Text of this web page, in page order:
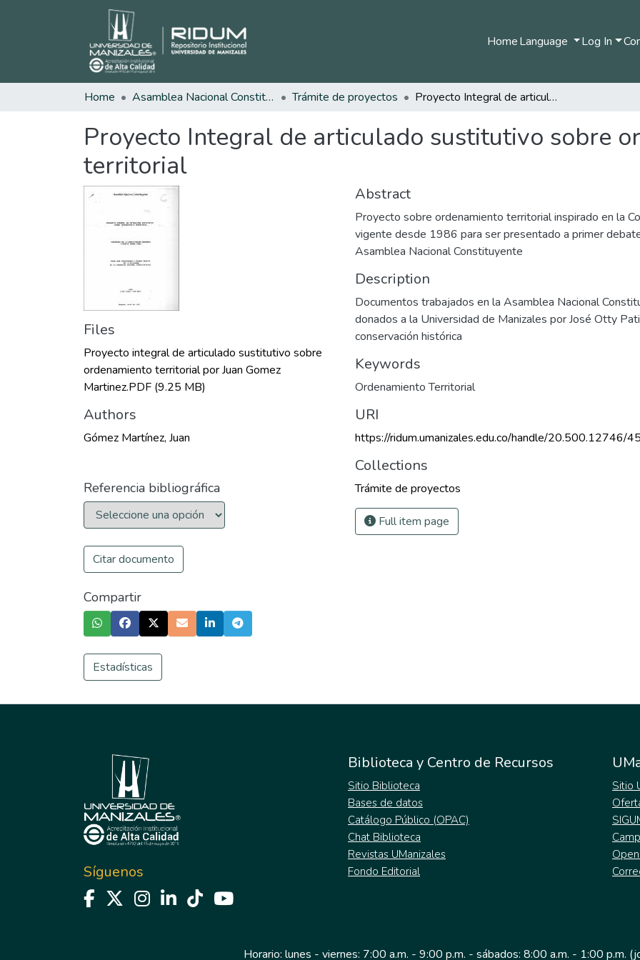
HomeLanguage Log In
Home Asamblea Nacional Constituyente Trámite de proyectos Proyecto Integral de articulado sustitutivo sobre ordenamiento territorial
Proyecto Integral de articulado sustitutivo sobre
territorial
Files
Proyecto integral de articulado sustitutivo sobre
ordenamiento territorial por Juan Gomez
Martinez.PDF (9.25 MB)
Authors
Gómez Martínez, Juan
Referencia bibliográfica
Citar documento
Compartir
Estadísticas
Abstract
Proyecto sobre ordenamiento territorial inspirado en la
vigente desde 1986 para ser presentado a primer
Asamblea Nacional Constituyente
Description
Documentos trabajados en la Asamblea Nacional
donados a la Universidad de Manizales por José Otty
conservación histórica
Keywords
Ordenamiento Territorial
URI
https://ridum.umanizales.edu.co/handle/20.500.12746/
Collections
Trámite de proyectos
Full item page
Síguenos
Biblioteca y Centro de Recursos
Sitio Biblioteca
Bases de datos
Catálogo Público (OPAC)
Chat Biblioteca
Revistas UManizales
Fondo Editorial
Sitio
Horario: lunes - viernes: 7:00 a.m. - 9:00 p.m. - sábados: 8:00 a.m. - 1:00 p.m.